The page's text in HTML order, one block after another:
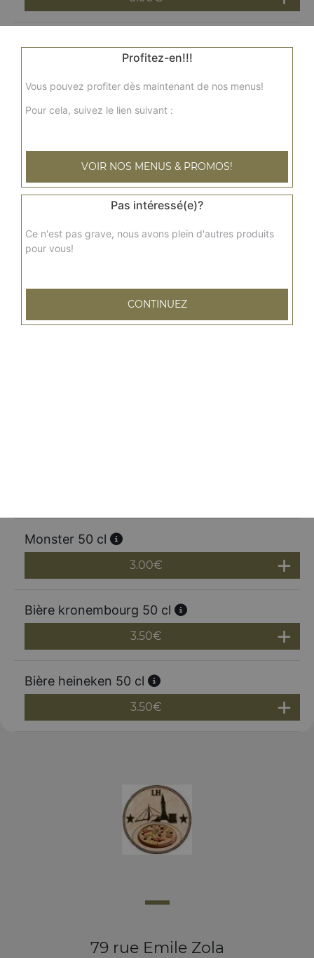
Coca cola 50 cl
Coca cherry 50 cl
3.00€
Coca zéro 50 cl
Tropico exotique 50 cl
Monster 50 cl
3.00€
Bière kronembourg 50 cl
3.50€
Bière heineken 50 cl
3.50€
79 rue Emile Zola
Profitez-en!!!
Vous pouvez profiter dès maintenant de nos menus!
Pour cela, suivez le lien suivant :
VOIR NOS MENUS & PROMOS!
Pas intéressé(e)?
Ce n'est pas grave, nous avons plein d'autres produits
pour vous!
CONTINUEZ